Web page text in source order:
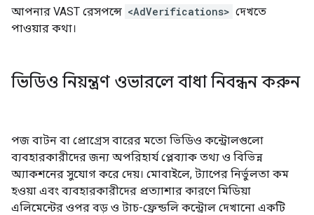
আপনার VAST রেসপন্সে <AdVerifications> দেখতে
পাওয়ার কথা।
ভিডিও নিয়ন্ত্রণ ওভারলে বাধা নিবন্ধন করুন
পজ বাটন বা প্রোগ্রেস বারের মতো ভিডিও কন্ট্রোলগুলো
ব্যবহারকারীদের জন্য অপরিহার্য প্লেব্যাক তথ্য ও বিভিন্ন
অ্যাকশনের সুযোগ করে দেয়। মোবাইলে, ট্যাপের নির্ভুলতা কম
হওয়া এবং ব্যবহারকারীদের প্রত্যাশার কারণে মিডিয়া
এলিমেন্টের ওপর বড় ও টাচ-ফ্রেন্ডলি কন্ট্রোল দেখানো একটি